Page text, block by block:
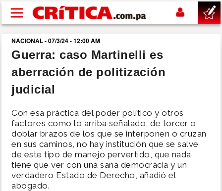
Pasar al contenido principal
buscar
SUCESOS
POLÍTICA
SHOW
DEPORTES
NACIONAL - 07/3/24 - 12:00 AM
Guerra: caso Martinelli es
aberración de politización
judicial
Con esa práctica del poder político y otros
factores como lo arriba señalado, de torcer o
doblar brazos de los que se interponen o cruzan
en sus caminos, no hay institución que se salve
de este tipo de manejo pervertido, que nada
tiene que ver con una sana democracia y un
verdadero Estado de Derecho, añadió el
abogado.